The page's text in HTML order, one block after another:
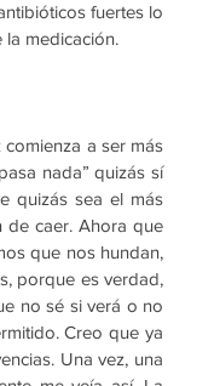
fuertes lo
medicación.
a ser más
nada” quizás sí
quizás sea el más
de caer. Ahora que
que nos hundan,
porque es verdad,
no sé si verá o no
Creo que ya
Una vez, una